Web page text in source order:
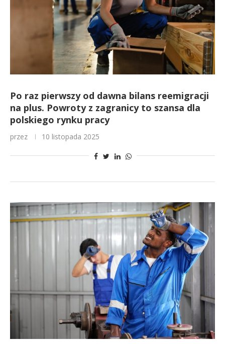
Po raz pierwszy od dawna bilans reemigracji
na plus. Powroty z zagranicy to szansa dla
polskiego rynku pracy
przez 10 listopada 2025